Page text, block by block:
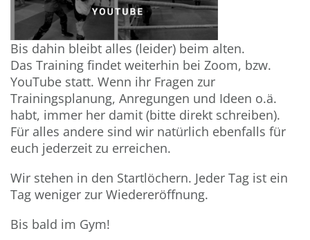
Bis dahin bleibt alles (leider) beim alten.
Das Training findet weiterhin bei Zoom, bzw.
YouTube statt. Wenn ihr Fragen zur
Trainingsplanung, Anregungen und Ideen o.ä.
habt, immer her damit (bitte direkt schreiben).
Für alles andere sind wir natürlich ebenfalls für
euch jederzeit zu erreichen.
Wir stehen in den Startlöchern. Jeder Tag ist ein
Tag weniger zur Wiedereröffnung.
Bis bald im Gym!